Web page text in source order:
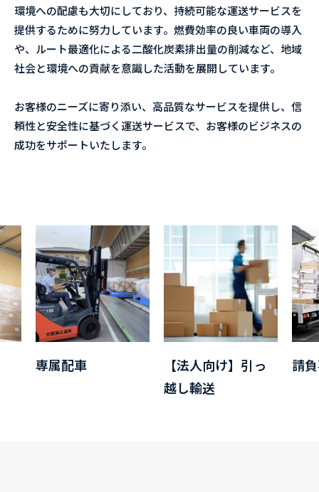
環境への配慮も大切にしており、持続可能な運送サービスを
提供するために努力しています。燃費効率の良い車両の導入
や、ルート最適化による二酸化炭素排出量の削減など、地域
社会と環境への貢献を意識した活動を展開しています。
お客様のニーズに寄り添い、高品質なサービスを提供し、信
頼性と安全性に基づく運送サービスで、お客様のビジネスの
成功をサポートいたします。
詳しく見る
専属配車
詳しく見る
【法人向け】引っ
越し輸送
詳しく見る
請負事